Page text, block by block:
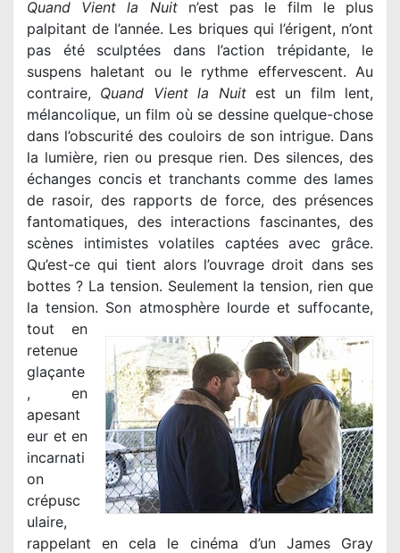
Quand Vient la Nuitn’est pas le film le plus
palpitant de l’année. Les briques qui l’érigent, n’ont
pas été sculptées dans l’action trépidante, le
suspens haletant ou le rythme effervescent. Au
contraire, Quand Vient la Nuitest un film lent,
mélancolique, un film où se dessine quelque-chose
dans l’obscurité des couloirs de son intrigue. Dans
la lumière, rien ou presque rien. Des silences, des
échanges concis et tranchants comme des lames
de rasoir, des rapports de force, des présences
fantomatiques, des interactions fascinantes, des
scènes intimistes volatiles captées avec grâce.
Qu’est-ce qui tient alors l’ouvrage droit dans ses
bottes ? La tension. Seulement la tension, rien que
la tension. Son atmosphère lourde et suffocante,
tout en
retenue
glaçante
, en
apesant
eur et en
incarnati
on
crépusc
ulaire,
rappelant en cela le cinéma d’un James Gray